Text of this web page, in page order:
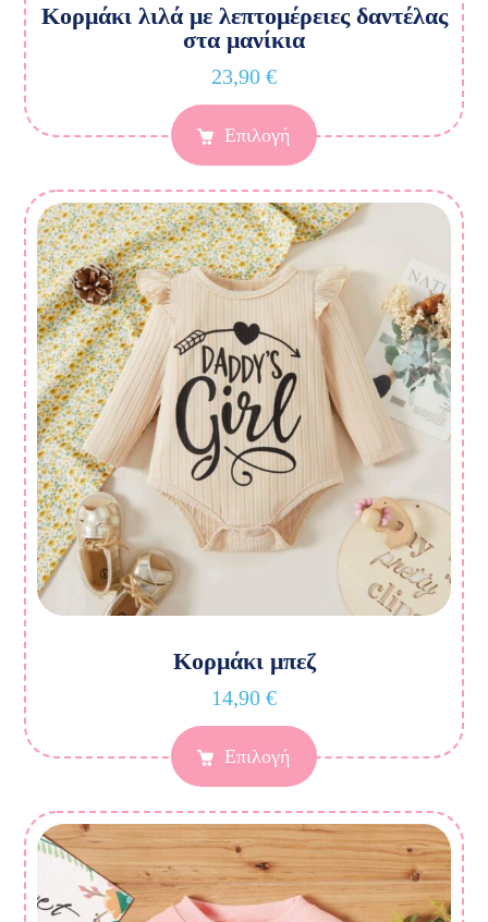
Κορμάκι λιλά με λεπτομέρειες δαντέλας
στα μανίκια
23,90 €
Επιλογή
Κορμάκι μπεζ
14,90 €
Επιλογή